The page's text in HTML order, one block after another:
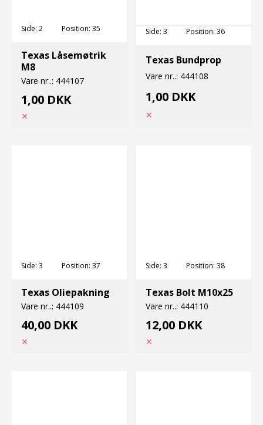
Side: 2 Position: 35
Texas Låsemøtrik
M8
Vare nr..: 444107
1,00 DKK
Side: 3 Position: 36
Texas Bundprop
Vare nr..: 444108
1,00 DKK
Side: 3 Position: 37
Texas Oliepakning
Vare nr..: 444109
40,00 DKK
Side: 3 Position: 38
Texas Bolt M10x25
Vare nr..: 444110
12,00 DKK